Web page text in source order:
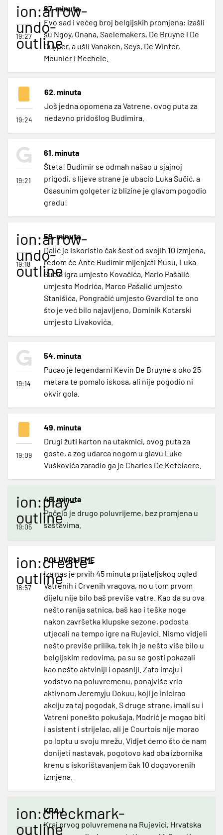
ion:arrow-
undo-
outline
19:27
67. minuta
Evo sad i većeg broj belgijskih promjena: izašli
su Ngoy, Onana, Saelemakers, De Bruyne i De
Cuyper, a ušli Vanaken, Seys, De Winter,
Meunier i Mechele.
19:24
62. minuta
Još jedna opomena za Vatrene, ovog puta za
nedavno pridošlog Budimira.
19:21
61. minuta
Šteta! Budimir se odmah našao u sjajnoj
prigodi, s lijeve strane je ubacio Luka Sučić, a
Osasunim golgeter iz blizine je glavom pogodio
gredu!
ion:arrow-
undo-
outline
19:18
59. minuta
Dalić je iskoristio čak šest od svojih 10 izmjena,
redom će Ante Budimir mijenjati Musu, Luka
Sučić igra umjesto Kovačića, Mario Pašalić
umjesto Modrića, Marco Pašalić umjesto
Stanišića, Pongračić umjesto Gvardiol te ono
što je već bilo najavljeno, Dominik Kotarski
umjesto Livakovića.
19:14
54. minuta
Pucao je legendarni Kevin De Bruyne s oko 25
metara te pomalo iskosa, ali nije pogodio ni
okvir gola.
19:09
49. minuta
Drugi žuti karton na utakmici, ovog puta za
goste, a zog udarca nogom u glavu Luke
Vuškovića zaradio ga je Charles De Ketelaere.
ion:play-
outline
19:05
46. minuta
Počelo je drugo poluvrijeme, bez promjena u
sastavima.
ion:create-
outline
18:57
POLUVRIJEME
Iza nas je prvih 45 minuta prijateljskog ogled
Vatrenih i Crvenih vragova, no u tom prvom
dijelu nije bilo baš previše vatre. Kao da su ova
nešto ranija satnica, baš kao i teške noge
nakon završetka klupske sezone, podosta
utjecali na tempo igre na Rujevici. Nismo vidjeli
nešto previše prilika, tek ih je nešto više bilo u
belgijskim redovima, pa su se gosti pokazali
kao nešto aktviniji i opasniji. Zato imaju i
vodstvo na poluvremenu, ponajviše vrlo
aktivnom Jeremyju Dokuu, koji je inicirao
akciju za taj pogodak. S druge strane, imali su i
Vatreni ponešto pokušaja, Modrić je mogao biti
i asistent i strijelac, ali je Courtois nije morao
po loptu u svoju mrežu. Vidjet ćemo što će nam
donijeti nastavak, pogotovo kad oba izbornika
krenu s iskorištavanjem čak 10 dogovorenih
izmjena.
ion:checkmark-
outline
KRAJ
Kraj prvog poluvremena na Rujevici, Hrvatska